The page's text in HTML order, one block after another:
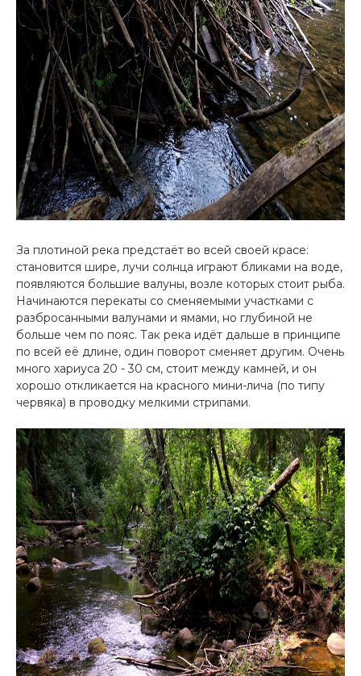
За плотиной река предстаёт во всей своей красе:
становится шире, лучи солнца играют бликами на воде,
появляются большие валуны, возле которых стоит рыба.
Начинаются перекаты со сменяемыми участками с
разбросанными валунами и ямами, но глубиной не
больше чем по пояс. Так река идёт дальше в принципе
по всей её длине, один поворот сменяет другим. Очень
много хариуса 20 - 30 см, стоит между камней, и он
хорошо откликается на красного мини-лича (по типу
червяка) в проводку мелкими стрипами.